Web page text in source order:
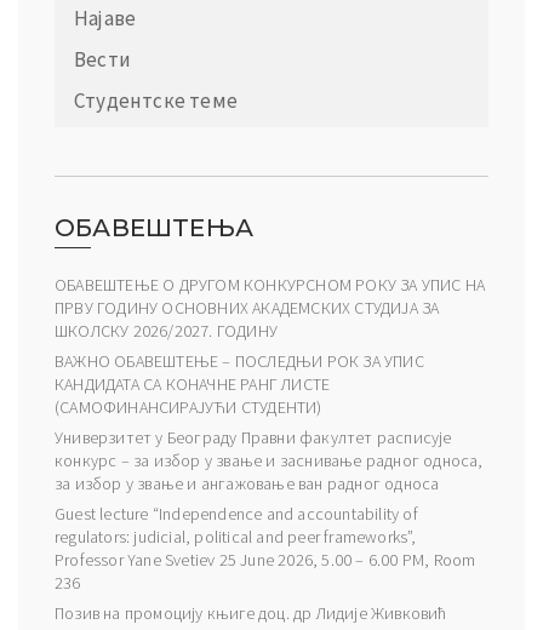
Најаве
Вести
Студентске теме
ОБАВЕШТЕЊА
ОБАВЕШТЕЊЕ О ДРУГОМ КОНКУРСНОМ РОКУ ЗА УПИС НА
ПРВУ ГОДИНУ ОСНОВНИХ АКАДЕМСКИХ СТУДИЈА ЗА
ШКОЛСКУ 2026/2027. ГОДИНУ
ВАЖНО ОБАВЕШТЕЊЕ – ПОСЛЕДЊИ РОК ЗА УПИС
КАНДИДАТА СА КОНАЧНЕ РАНГ ЛИСТЕ
(САМОФИНАНСИРАЈУЋИ СТУДЕНТИ)
Универзитет у Београду Правни факултет расписује
конкурс – за избор у звање и заснивање радног односа,
за избор у звање и ангажовање ван радног односа
Guest lecture “Independence and accountability of
regulators: judicial, political and peer frameworks”,
Professor Yane Svetiev 25 June 2026, 5.00 – 6.00 PM, Room
236
Позив на промоцију књиге доц. др Лидије Живковић